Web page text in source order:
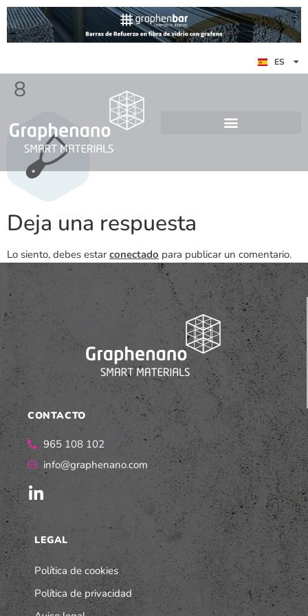
ES
EN
DE
8
Deja una respuesta
Lo siento, debes estar conectado para publicar un comentario.
CONTACTO
965 108 102
info@graphenano.com
LEGAL
Política de cookies
Política de privacidad